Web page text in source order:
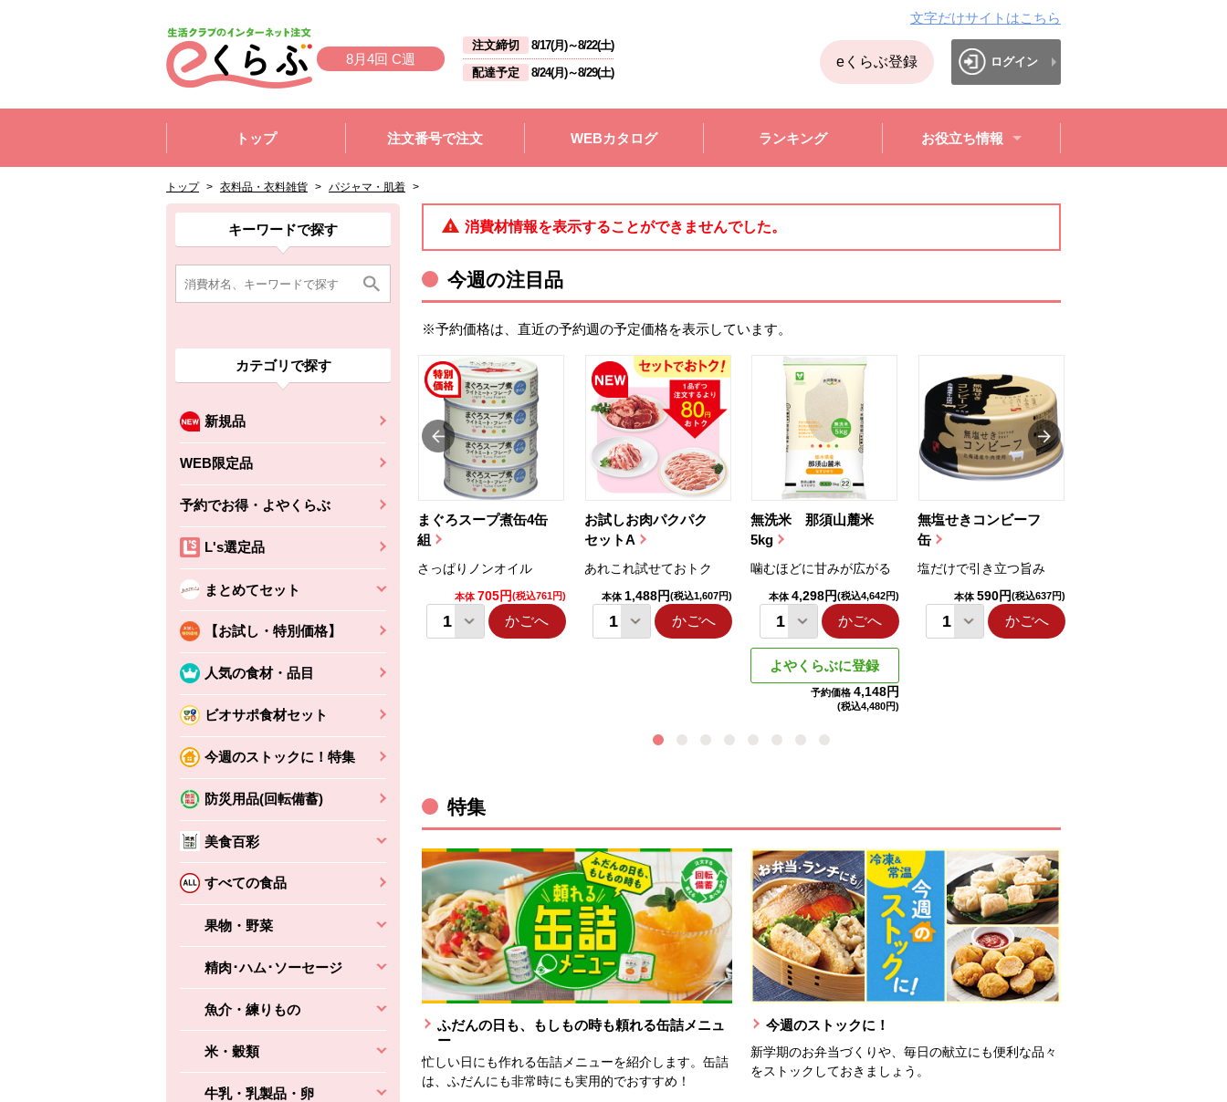
8月4回 C週
注文締切 8/17(月)～8/22(土)
配達予定
8/24(月)～8/29(土)
文字だけサイトはこちら
eくらぶ登録 ログイン
トップ
注文番号で注文 WEBカタログ ランキング お役立ち情報
トップ > 衣料品・衣料雑貨 > パジャマ・肌着 >
ここから消費材検索メニューです。
キーワードで探す
カテゴリで探す
新規品
WEB限定品
予約でお得・よやくらぶ
L's選定品
まとめてセット
【お試し・特別価格】
人気の食材・品目
ビオサポ食材セット
今週のストックに！特集
防災用品(回転備蓄)
美食百彩
すべての食品
果物・野菜
精肉･ハム･ソーセージ
魚介・練りもの
米・穀類
牛乳・乳製品・卵
消費材検索メニューここまで。
ここから本文です。
ここから組合員向けメニューです。
組合員向けメニューここまで。
ここから本文です。
消費材情報を表示することができませんでした。
今週の注目品
※予約価格は、直近の予約週の予定価格を表示しています。
まぐろスープ煮缶4缶
組
さっぱりノンオイル
本体 705円(税込761円)
かごへ
お試しお肉パクパク
セットA
あれこれ試せておトク
本体 1,488円(税込1,607円)
かごへ
無洗米 那須山麓米
5kg
噛むほどに甘みが広がる
本体 4,298円(税込4,642円)
かごへ
よやくらぶに登録
予約価格 4,148円
(税込4,480円)
無塩せきコンビーフ
缶
塩だけで引き立つ旨み
本体 590円(税込637円)
かごへ
えびの風味がぶわっ！
(税込356円)
かごへ
コク深くフルーティー
特集
ふだんの日も、もしもの時も頼れる缶詰メニュ
ー
忙しい日にも作れる缶詰メニューを紹介します。缶詰
は、ふだんにも非常時にも実用的でおすすめ！
今週のストックに！
新学期のお弁当づくりや、毎日の献立にも便利な品々
をストックしておきましょう。